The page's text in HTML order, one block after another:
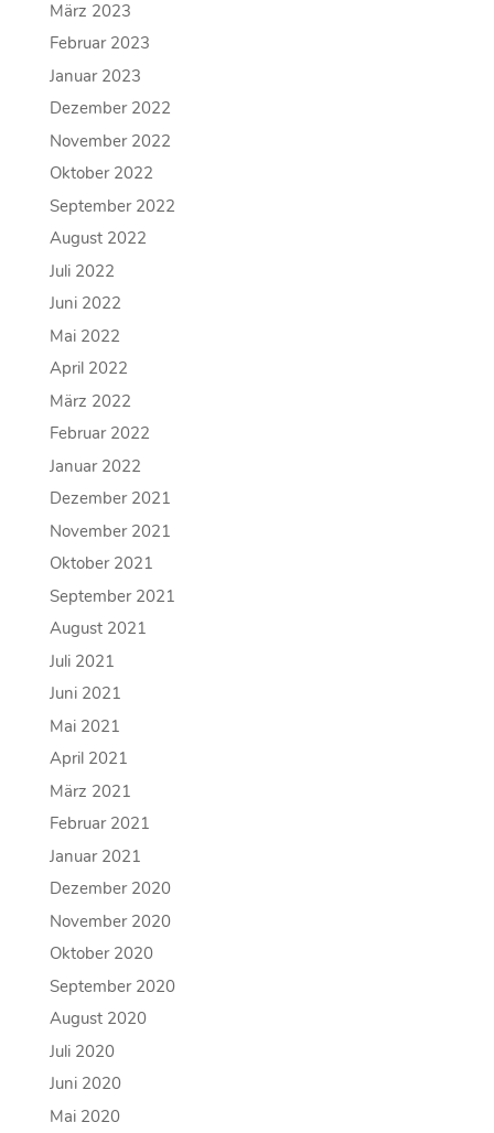
März 2023
Februar 2023
Januar 2023
Dezember 2022
November 2022
Oktober 2022
September 2022
August 2022
Juli 2022
Juni 2022
Mai 2022
April 2022
März 2022
Februar 2022
Januar 2022
Dezember 2021
November 2021
Oktober 2021
September 2021
August 2021
Juli 2021
Juni 2021
Mai 2021
April 2021
März 2021
Februar 2021
Januar 2021
Dezember 2020
November 2020
Oktober 2020
September 2020
August 2020
Juli 2020
Juni 2020
Mai 2020